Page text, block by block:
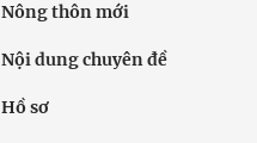
Nông thôn mới
Nội dung chuyên đề
Hồ sơ